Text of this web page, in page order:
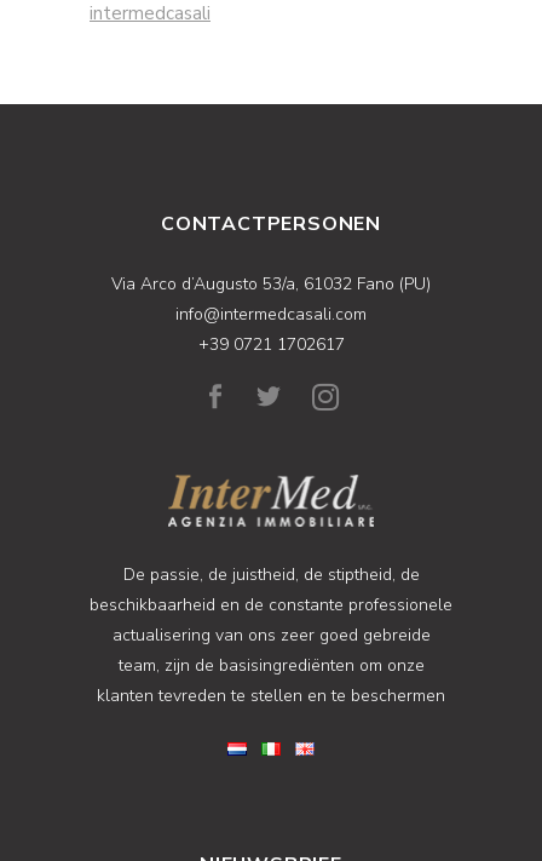
intermedcasali
CONTACTPERSONEN
Via Arco d’Augusto 53/a, 61032 Fano (PU)
info@intermedcasali.com
+39 0721 1702617
De passie, de juistheid, de stiptheid, de
beschikbaarheid en de constante professionele
actualisering van ons zeer goed gebreide
team, zijn de basisingrediënten om onze
klanten tevreden te stellen en te beschermen